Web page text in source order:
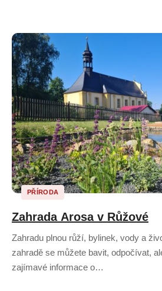
PŘÍRODA
Zahrada Arosa v Růžové
Zahradu plnou růží, bylinek, vody a
zahradě se můžete bavit, odpočívat,
zajímavé informace o…